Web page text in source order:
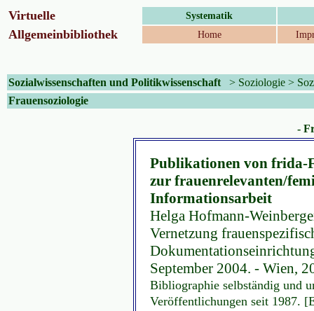
Virtuelle Systematik
Allgemeinbibliothek Home
Sozialwissenschaften und Politikwissenschaft > Soziologie >
Frauensoziologie
-
Publikationen von frida-
zur frauenrelevanten/
Informationsarbeit
Helga Hofmann-
Vernetzung
September 2004. - Wien,
Bibliographie selbständig und
Veröffentlichungen seit 1987.